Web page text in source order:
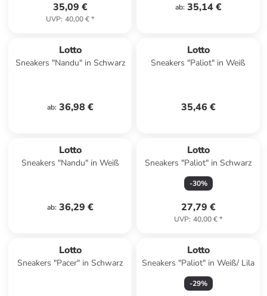
35,09 €
UVP: 40,00 €*
ab: 35,14 €
Lotto
Sneakers "Nandu" in Schwarz
ab: 36,98 €
Lotto
Sneakers "Paliot" in Weiß
35,46 €
Lotto
Sneakers "Nandu" in Weiß
ab: 36,29 €
Lotto
Sneakers "Paliot" in Schwarz
-30%
27,79 €
UVP: 40,00 €*
Lotto
Sneakers "Pacer" in Schwarz
Lotto
Sneakers "Paliot" in Weiß/ Lila
-29%